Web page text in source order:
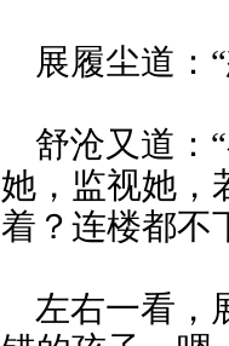
展履尘道：
舒沧又道：
她，监视她，
着？连楼都
左右一看，